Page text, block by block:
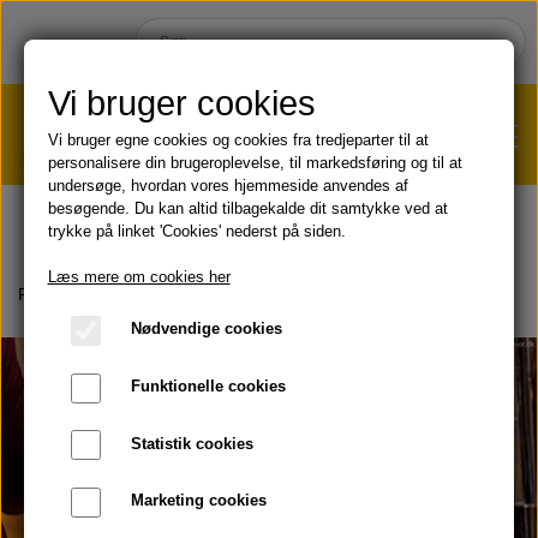
HJEM
Læbepomade
KOST & VELVÆRE
SOMMER & SOL 😎
VÆGTTAB?KLIK HER!
Forside
Vi bruger cookies
Vi bruger egne cookies og cookies fra tredjeparter til at
personalisere din brugeroplevelse, til markedsføring og til at
undersøge, hvordan vores hjemmeside anvendes af
besøgende. Du kan altid tilbagekalde dit samtykke ved at
trykke på linket 'Cookies' nederst på siden.
Læs mere om cookies her
Nødvendige cookies
Funktionelle cookies
Statistik cookies
Marketing cookies